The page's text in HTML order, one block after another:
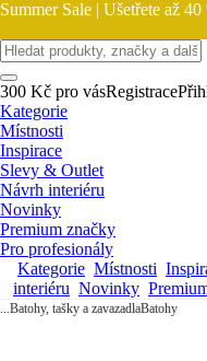
Summer Sale | Ušetřete až
300 Kč pro vásRegistrace
Kategorie
Místnosti
Inspirace
Slevy & Outlet
Návrh interiéru
Novinky
Premium značky
Pro profesionály
Kategorie Místnosti
interiéru Novinky
...Batohy, tašky a zavazadlaBatohy